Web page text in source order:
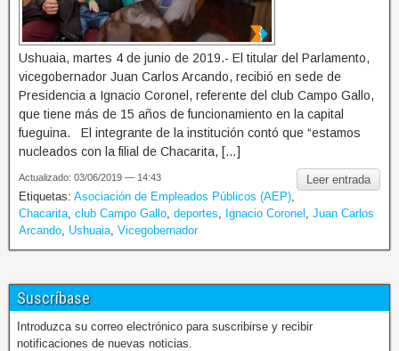
Ushuaia, martes 4 de junio de 2019.- El titular del Parlamento,
vicegobernador Juan Carlos Arcando, recibió en sede de
Presidencia a Ignacio Coronel, referente del club Campo Gallo,
que tiene más de 15 años de funcionamiento en la capital
fueguina. El integrante de la institución contó que “estamos
nucleados con la filial de Chacarita, […]
Leer entrada
Actualizado: 03/06/2019 — 14:43
Etiquetas: Asociación de Empleados Públicos (AEP)
Chacarita club Campo Gallo deportes Ignacio Coronel
Juan Carlos
Arcando Ushuaia Vicegobernador
Suscríbase
Introduzca su correo electrónico para suscribirse y recibir
notificaciones de nuevas noticias.